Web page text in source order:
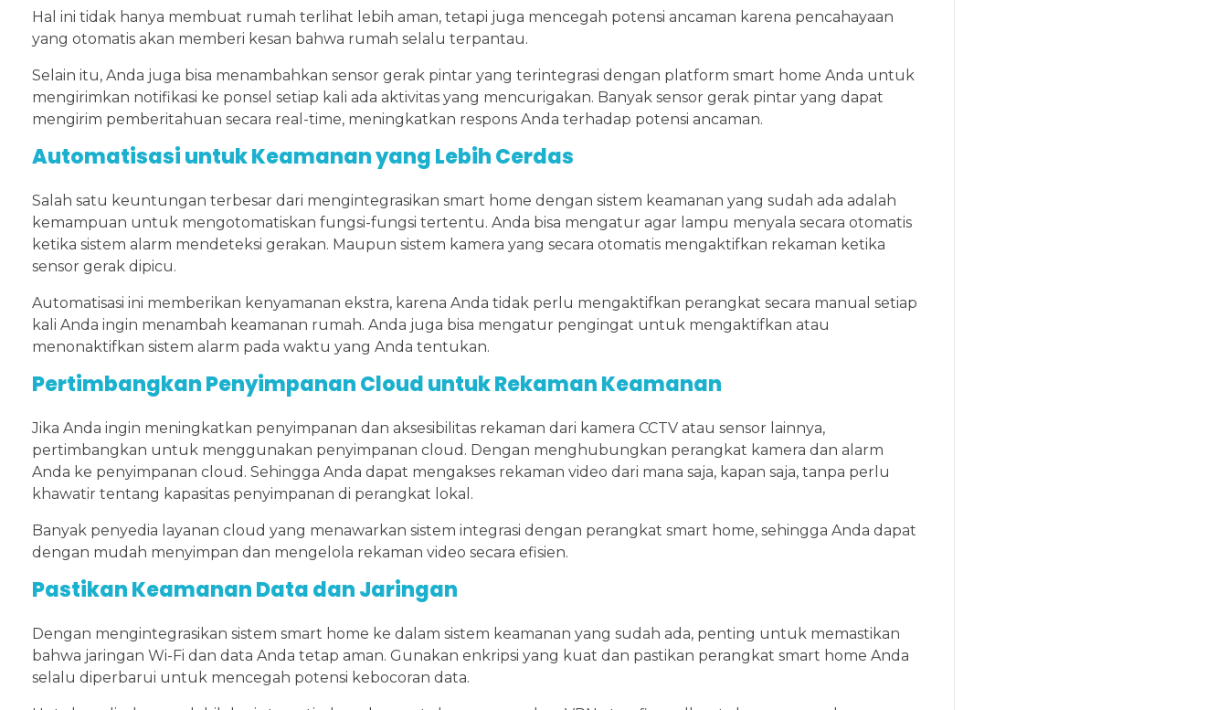
Hal ini tidak hanya membuat rumah terlihat lebih aman, tetapi juga mencegah potensi ancaman karena pencahayaan
yang otomatis akan memberi kesan bahwa rumah selalu terpantau.
Selain itu, Anda juga bisa menambahkan sensor gerak pintar yang terintegrasi dengan platform smart home Anda untuk
mengirimkan notifikasi ke ponsel setiap kali ada aktivitas yang mencurigakan. Banyak sensor gerak pintar yang dapat
mengirim pemberitahuan secara real-time, meningkatkan respons Anda terhadap potensi ancaman.
Automatisasi untuk Keamanan yang Lebih Cerdas
Salah satu keuntungan terbesar dari mengintegrasikan smart home dengan sistem keamanan yang sudah ada adalah
kemampuan untuk mengotomatiskan fungsi-fungsi tertentu. Anda bisa mengatur agar lampu menyala secara otomatis
ketika sistem alarm mendeteksi gerakan. Maupun sistem kamera yang secara otomatis mengaktifkan rekaman ketika
sensor gerak dipicu.
Automatisasi ini memberikan kenyamanan ekstra, karena Anda tidak perlu mengaktifkan perangkat secara manual setiap
kali Anda ingin menambah keamanan rumah. Anda juga bisa mengatur pengingat untuk mengaktifkan atau
menonaktifkan sistem alarm pada waktu yang Anda tentukan.
Pertimbangkan Penyimpanan Cloud untuk Rekaman Keamanan
Jika Anda ingin meningkatkan penyimpanan dan aksesibilitas rekaman dari kamera CCTV atau sensor lainnya,
pertimbangkan untuk menggunakan penyimpanan cloud. Dengan menghubungkan perangkat kamera dan alarm
Anda ke penyimpanan cloud. Sehingga Anda dapat mengakses rekaman video dari mana saja, kapan saja, tanpa perlu
khawatir tentang kapasitas penyimpanan di perangkat lokal.
Banyak penyedia layanan cloud yang menawarkan sistem integrasi dengan perangkat smart home, sehingga Anda dapat
dengan mudah menyimpan dan mengelola rekaman video secara efisien.
Pastikan Keamanan Data dan Jaringan
Dengan mengintegrasikan sistem smart home ke dalam sistem keamanan yang sudah ada, penting untuk memastikan
bahwa jaringan Wi-Fi dan data Anda tetap aman. Gunakan enkripsi yang kuat dan pastikan perangkat smart home Anda
selalu diperbarui untuk mencegah potensi kebocoran data.